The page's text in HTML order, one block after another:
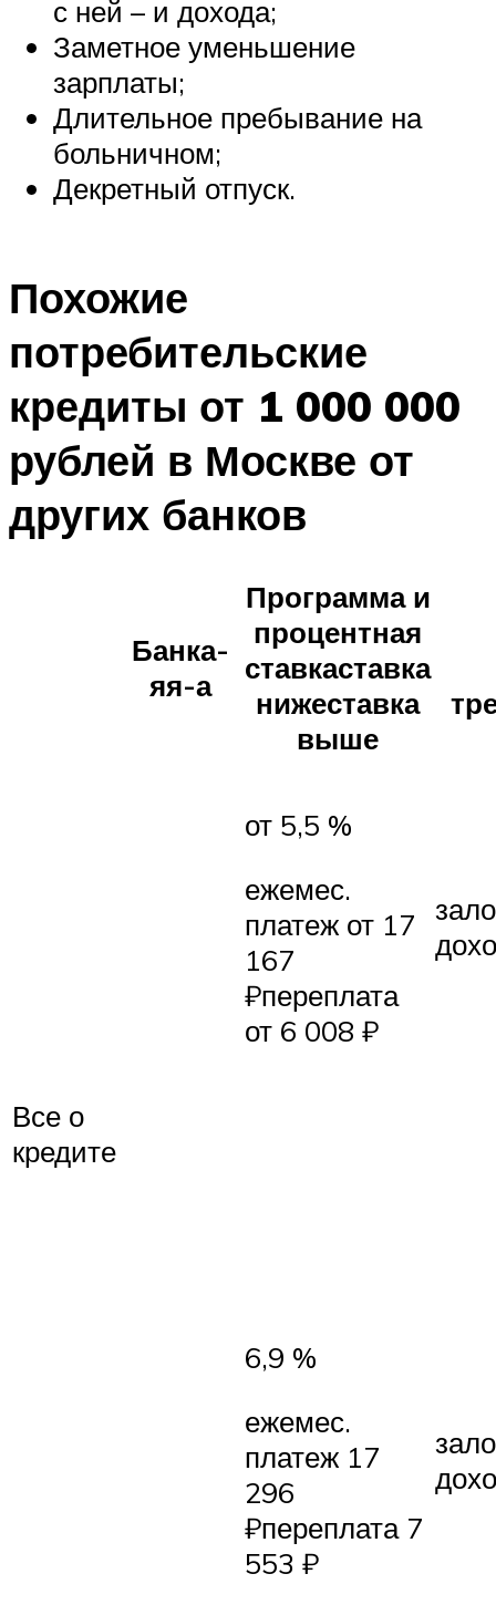
с ней – и дохода;
Заметное уменьшение
зарплаты;
Длительное пребывание на
больничном;
Декретный отпуск.
Похожие
потребительские
кредиты от 1 000 000
рублей в Москве от
других банков
Банка-
яя-а
Программа и
процентная
ставкаставка
нижеставка
выше
от 5,5 %
ежемес.
платеж от 17
167
₽переплата
от 6 008 ₽
Все о
кредите
6,9 %
ежемес.
платеж 17
296
₽переплата 7
553 ₽